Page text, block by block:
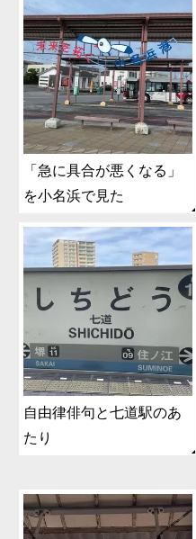
「急に具合が悪くなる」
を小名浜で見た
自由律俳句と七道駅のあ
たり